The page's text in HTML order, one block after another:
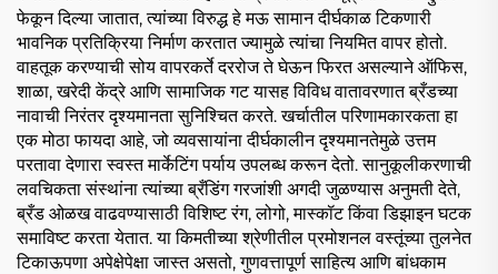
फेकून दिल्या जातात, त्यांच्या विरुद्ध हे मऊ सामान दीर्घकाळ टिकणारी
भावनिक प्रतिक्रिया निर्माण करतात ज्यामुळे त्यांचा नियमित वापर होतो.
वाहतूक करण्याची सोय वापरकर्ते दररोज ते घेऊन फिरत असल्याने ऑफिस,
शाळा, खरेदी केंद्रे आणि सामाजिक गट यासह विविध वातावरणात ब्रँडच्या
नावाची निरंतर दृश्यमानता सुनिश्चित करते. खर्चातील परिणामकारकता हा
एक मोठा फायदा आहे, जो व्यवसायांना दीर्घकालीन दृश्यमानतेमुळे उत्तम
परतावा देणारा स्वस्त मार्केटिंग पर्याय उपलब्ध करून देतो. सानुकूलीकरणाची
लवचिकता संस्थांना त्यांच्या ब्रँडिंग गरजांशी अगदी जुळण्यास अनुमती देते,
ब्रँड ओळख वाढवण्यासाठी विशिष्ट रंग, लोगो, मास्कॉट किंवा डिझाइन घटक
समाविष्ट करता येतात. या किमतीच्या श्रेणीतील प्रमोशनल वस्तूंच्या तुलनेत
टिकाऊपणा अपेक्षेपेक्षा जास्त असतो, गुणवत्तापूर्ण साहित्य आणि बांधकाम